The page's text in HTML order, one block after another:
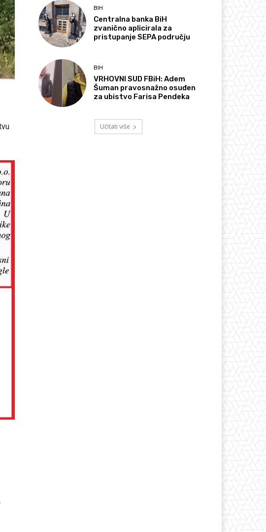
BIH
Centralna banka BiH
zvanično aplicirala za
pristupanje SEPA području
BIH
VRHOVNI SUD FBiH: Adem
Šuman pravosnažno osuđen
za ubistvo Farisa Pendeka
Učitati više